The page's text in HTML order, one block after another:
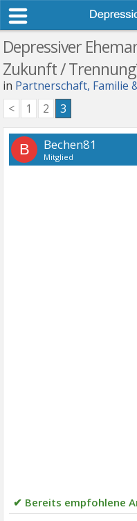
Depressiver
Zukunft /
in Partnerschaft, Familie
< 1 2 3
B Bechen81
Mitglied
✔ Bereits empfohlene